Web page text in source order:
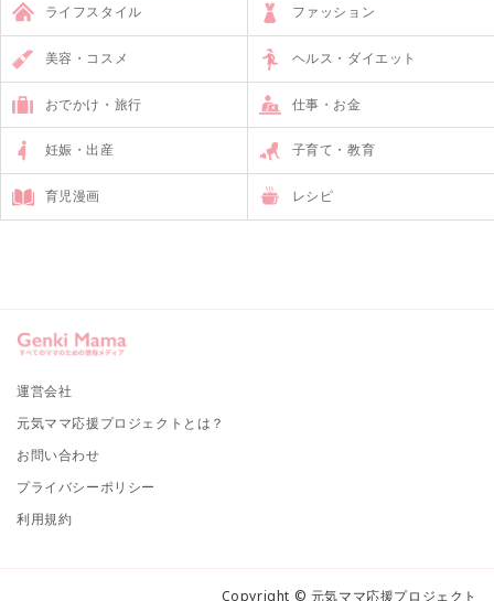
ライフスタイル ファッション
美容・コスメ ヘルス・ダイエット
おでかけ・旅行 仕事・お金
妊娠・出産 子育て・教育
育児漫画 レシピ
運営会社
元気ママ応援プロジェクトとは？
お問い合わせ
プライバシーポリシー
利用規約
Copyright © 元気ママ応援プロジェクト